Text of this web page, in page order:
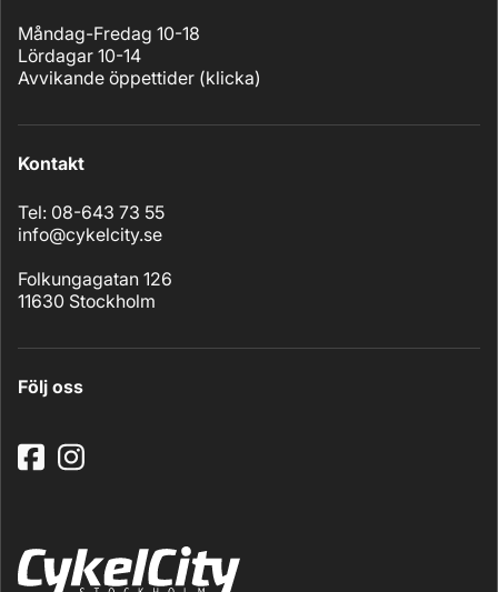
Måndag-Fredag 10-18
Lördagar 10-14
Avvikande öppettider (klicka)
Kontakt
Tel: 08-643 73 55
info@cykelcity.se
Folkungagatan 126
11630 Stockholm
Följ oss